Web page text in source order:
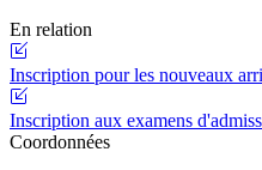
En relation
Inscription pour les nouveaux
Inscription aux examens
Coordonnées